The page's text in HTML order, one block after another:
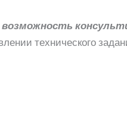
возможность
технического